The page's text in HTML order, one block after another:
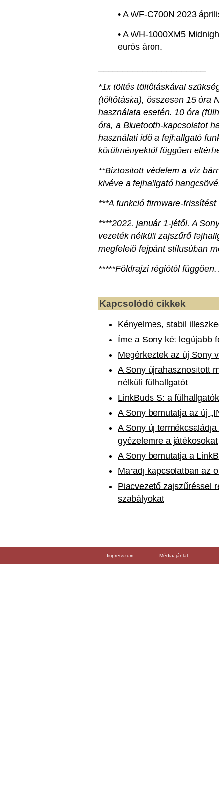
• A WF-C700N 2023
• A WH-1000XM5
eurós áron.
*1x töltés töltőtáskával
(töltőtáska), összesen 15 óra
használata esetén. 10 óra
óra, a Bluetooth-kapcsolatot
használati idő a fejhallgató
körülményektől függően
**Biztosított védelem a víz
kivéve a fejhallgató
***A funkció firmware-
****2022. január 1-jétől. A
vezeték nélküli zajszűrő
megfelelő fejpánt stílusúban
*****Földrajzi régiótól
Kapcsolódó cikkek
Kényelmes, stabil
Íme a Sony két legújabb
Megérkeztek az új Sony
A Sony újrahasznosított
nélküli fülhallgatót
LinkBuds S: a
A Sony bemutatja az új
A Sony új
győzelemre a játékosokat
A Sony bemutatja a
Maradj kapcsolatban az
Piacvezető zajszűréssel
szabályokat
Impresszum Médiaajánlat